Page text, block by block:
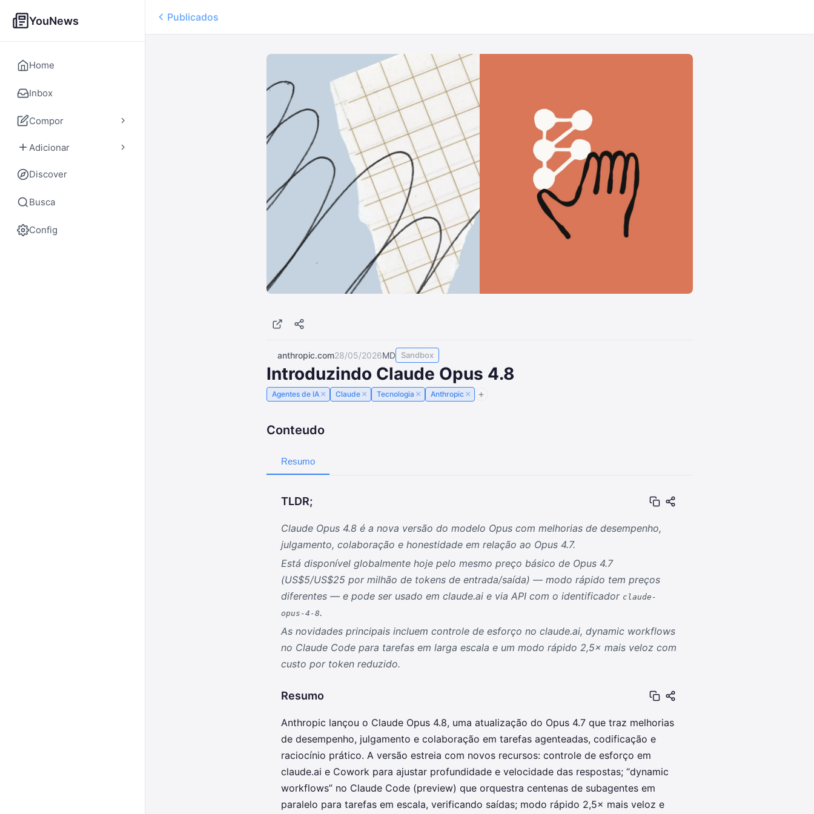
YouNews
Home
Inbox
Compor
Adicionar
Discover
Busca
Config
Publicados
anthropic.com28/05/2026MD Sandbox
Introduzindo Claude Opus 4.8
Agentes de IA × Claude × Tecnologia × Anthropic ×
Conteudo
Resumo
TLDR;
Claude Opus 4.8 é a nova versão do modelo Opus com melhorias de desempenho,
julgamento, colaboração e honestidade em relação ao Opus 4.7.
Está disponível globalmente hoje pelo mesmo preço básico de Opus 4.7
(US$5/US$25 por milhão de tokens de entrada/saída) — modo rápido tem preços
diferentes — e pode ser usado em claude.ai e via API com o identificador claude-
opus-4-8.
As novidades principais incluem controle de esforço no claude.ai, dynamic workflows
no Claude Code para tarefas em larga escala e um modo rápido 2,5× mais veloz com
custo por token reduzido.
Resumo
Anthropic lançou o Claude Opus 4.8, uma atualização do Opus 4.7 que traz melhorias
de desempenho, julgamento e colaboração em tarefas agenteadas, codificação e
raciocínio prático. A versão estreia com novos recursos: controle de esforço em
claude.ai e Cowork para ajustar profundidade e velocidade das respostas; “dynamic
workflows” no Claude Code (preview) que orquestra centenas de subagentes em
paralelo para tarefas em escala, verificando saídas; modo rápido 2,5× mais veloz e